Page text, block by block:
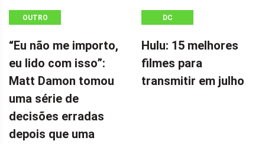
OUTRO
“Eu não me importo,
eu lido com isso”:
Matt Damon tomou
uma série de
decisões erradas
depois que uma
DC
Hulu: 15 melhores
filmes para
transmitir em julho